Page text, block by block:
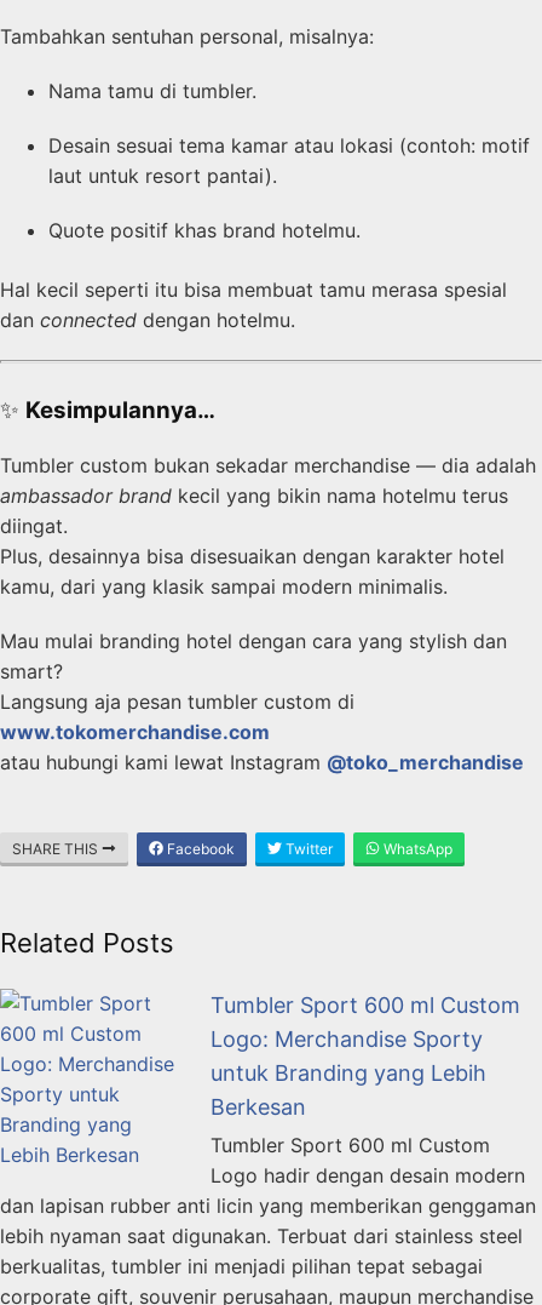
Tambahkan sentuhan personal, misalnya:
Nama tamu di tumbler.
Desain sesuai tema kamar atau lokasi (contoh: motif
laut untuk resort pantai).
Quote positif khas brand hotelmu.
Hal kecil seperti itu bisa membuat tamu merasa spesial
dan connected dengan hotelmu.
✨ Kesimpulannya…
Tumbler custom bukan sekadar merchandise — dia adalah
ambassador brand kecil yang bikin nama hotelmu terus
diingat.
Plus, desainnya bisa disesuaikan dengan karakter hotel
kamu, dari yang klasik sampai modern minimalis.
Mau mulai branding hotel dengan cara yang stylish dan
smart?
Langsung aja pesan tumbler custom di
www.tokomerchandise.com
atau hubungi kami lewat Instagram @toko_merchandise
SHARE THIS Facebook Twitter WhatsApp
Related Posts
Tumbler Sport 600 ml Custom
Logo: Merchandise Sporty
untuk Branding yang Lebih
Berkesan
Tumbler Sport 600 ml Custom
Logo hadir dengan desain modern
dan lapisan rubber anti licin yang memberikan genggaman
lebih nyaman saat digunakan. Terbuat dari stainless steel
berkualitas, tumbler ini menjadi pilihan tepat sebagai
corporate gift, souvenir perusahaan, maupun merchandise